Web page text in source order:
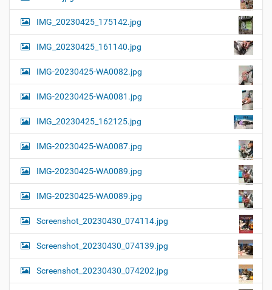
IMG_20230425_175142.jpg
IMG_20230425_161140.jpg
IMG-20230425-WA0082.jpg
IMG-20230425-WA0081.jpg
IMG_20230425_162125.jpg
IMG-20230425-WA0087.jpg
IMG-20230425-WA0089.jpg
IMG-20230425-WA0089.jpg
Screenshot_20230430_074114.jpg
Screenshot_20230430_074139.jpg
Screenshot_20230430_074202.jpg